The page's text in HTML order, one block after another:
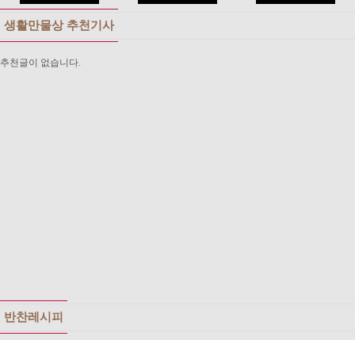
생활만물상 추천기사
추천글이 없습니다.
반찬레시피